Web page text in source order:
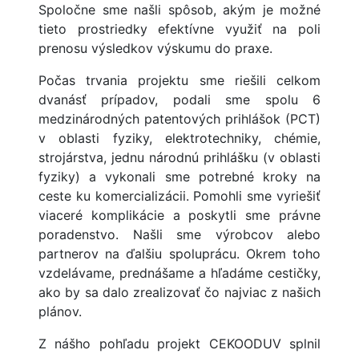
Spoločne sme našli spôsob, akým je možné
tieto prostriedky efektívne využiť na poli
prenosu výsledkov výskumu do praxe.
Počas trvania projektu sme riešili celkom
dvanásť prípadov, podali sme spolu 6
medzinárodných patentových prihlášok (PCT)
v oblasti fyziky, elektrotechniky, chémie,
strojárstva, jednu národnú prihlášku (v oblasti
fyziky) a vykonali sme potrebné kroky na
ceste ku komercializácii. Pomohli sme vyriešiť
viaceré komplikácie a poskytli sme právne
poradenstvo. Našli sme výrobcov alebo
partnerov na ďalšiu spoluprácu. Okrem toho
vzdelávame, prednášame a hľadáme cestičky,
ako by sa dalo zrealizovať čo najviac z našich
plánov.
Z nášho pohľadu projekt CEKOODUV splnil